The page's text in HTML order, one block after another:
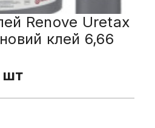
Renove Uretax
клей 6,66
шт